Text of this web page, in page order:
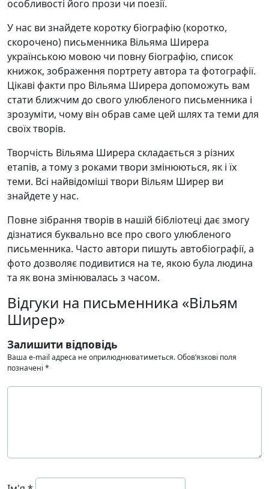
особливості його прози чи поезії.
У нас ви знайдете коротку біографію (коротко,
скорочено) письменника Вільяма Ширера
українською мовою чи повну біографію, список
книжок, зображення портрету автора та фотографії.
Цікаві факти про Вільяма Ширера допоможуть вам
стати ближчим до свого улюбленого письменника і
зрозуміти, чому він обрав саме цей шлях та теми для
своїх творів.
Творчість Вільяма Ширера складається з різних
етапів, а тому з роками твори змінюються, як і їх
теми. Всі найвідоміші твори Вільям Ширер ви
знайдете у нас.
Повне зібрання творів в нашій бібліотеці дає змогу
дізнатися буквально все про свого улюбленого
письменника. Часто автори пишуть автобіографії, а
фото дозволяє подивитися на те, якою була людина
та як вона змінювалась з часом.
Відгуки на письменника «Вільям
Ширер»
Залишити відповідь
Ваша e-mail адреса не оприлюднюватиметься.Обов’язкові поля
позначені *